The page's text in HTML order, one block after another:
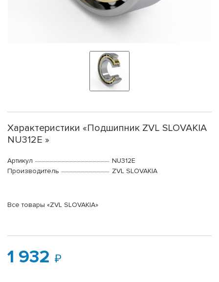
Характеристики «Подшипник ZVL SLOVAKIA
NU312E »
Артикул
NU312E
Производитель
ZVL SLOVAKIA
Все товары «ZVL SLOVAKIA»
1 932